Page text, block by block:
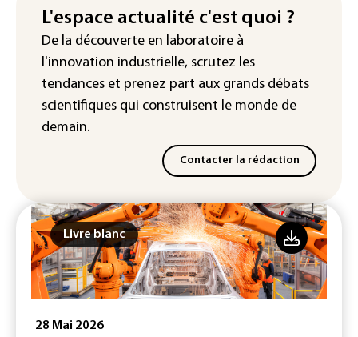
"Retour en force" progressif de la
chaleur dans les prochains jours en
France
L'espace actualité c'est quoi ?
De la découverte en laboratoire à
l'innovation industrielle, scrutez les
tendances et prenez part aux grands débats
scientifiques qui construisent le monde de
demain.
Contacter la rédaction
Livre blanc
28 Mai 2026